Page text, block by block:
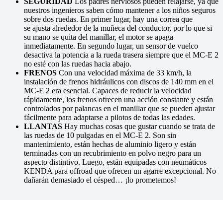
nuestros ingenieros saben cómo mantener a los niños seguros
sobre dos ruedas. En primer lugar, hay una correa que
se ajusta alrededor de la muñeca del conductor, por lo que si
su mano se quita del manillar, el motor se apaga
inmediatamente. En segundo lugar, un sensor de vuelco
desactiva la potencia a la rueda trasera siempre que el MC-E 2
no esté con las ruedas hacia abajo.
FRENOS Con una velocidad máxima de 33 km/h, la
instalación de frenos hidráulicos con discos de 140 mm en el
MC-E 2 era esencial. Capaces de reducir la velocidad
rápidamente, los frenos ofrecen una acción constante y están
controlados por palancas en el manillar que se pueden ajustar
fácilmente para adaptarse a pilotos de todas las edades.
LLANTAS Hay muchas cosas que gustar cuando se trata de
las ruedas de 10 pulgadas en el MC-E 2. Son sin
mantenimiento, están hechas de aluminio ligero y están
terminadas con un recubrimiento en polvo negro para un
aspecto distintivo. Luego, están equipadas con neumáticos
KENDA para offroad que ofrecen un agarre excepcional. No
dañarán demasiado el césped… ¡lo prometemos!